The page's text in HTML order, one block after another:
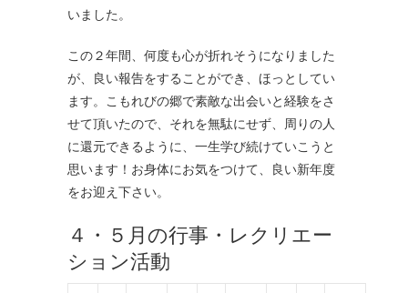
いました。
この２年間、何度も心が折れそうになりました
が、良い報告をすることができ、ほっとしてい
ます。こもれびの郷で素敵な出会いと経験をさ
せて頂いたので、それを無駄にせず、周りの人
に還元できるように、一生学び続けていこうと
思います！お身体にお気をつけて、良い新年度
をお迎え下さい。
４・５月の行事・レクリエー
ション活動